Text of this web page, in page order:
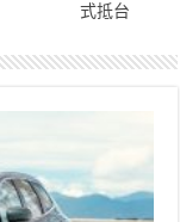
式抵台